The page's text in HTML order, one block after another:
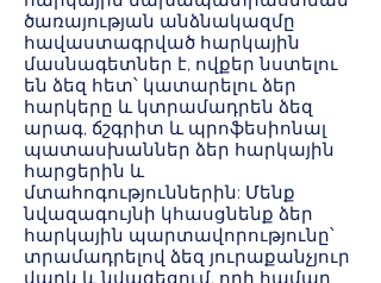
ծառայության անձնակազմը
հավաստագրված հարկային
մասնագետներ է, ովքեր նստելու
են ձեզ հետ՝ կատարելու ձեր
հարկերը և կտրամադրեն ձեզ
արագ, ճշգրիտ և պրոֆեսիոնալ
պատասխաններ ձեր հարկային
հարցերին և
մտահոգություններին: Մենք
նվազագույնի կհասցնենք ձեր
հարկային պարտավորությունը՝
տրամադրելով ձեզ յուրաքանչյուր
վարկ և նվազեցում, որի համար